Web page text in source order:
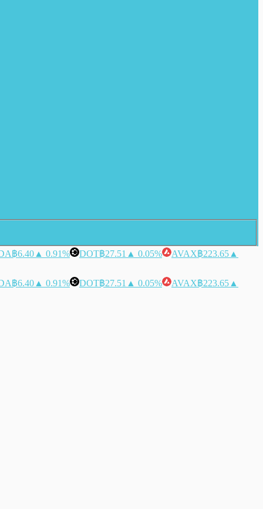
฿6.40 ▲ 0.91% DOT฿27.51 ▲ 0.05% AVAX฿223.65 ▲
฿6.40 ▲ 0.91% DOT฿27.51 ▲ 0.05% AVAX฿223.65 ▲